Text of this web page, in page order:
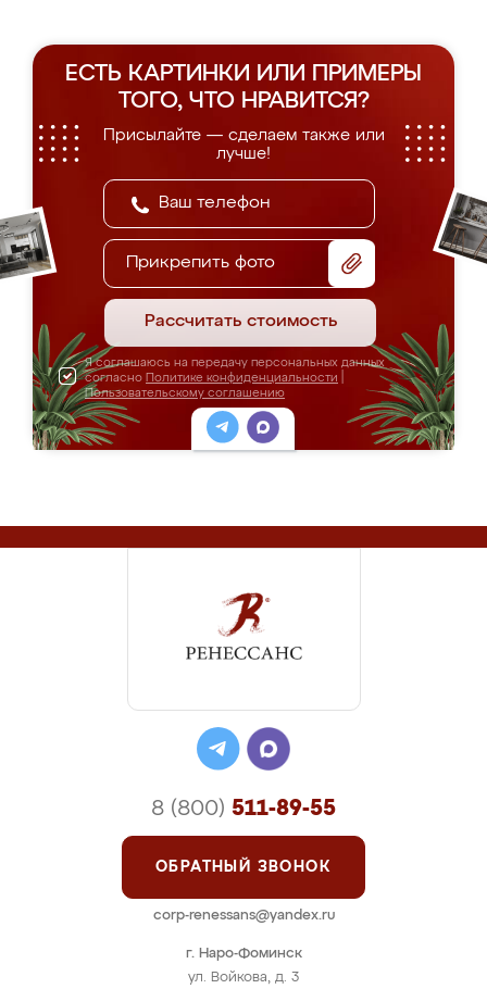
ЕСТЬ КАРТИНКИ ИЛИ ПРИМЕРЫ
ТОГО, ЧТО НРАВИТСЯ?
Присылайте — сделаем также или
лучше!
Прикрепить фото
Рассчитать стоимость
Я соглашаюсь на передачу персональных данных
согласно Политике конфиденциальности
Пользовательскому соглашению
г. Наро-Фоминск
ул. Войкова, д. 3
8 (800) 511-89-55
ОБРАТНЫЙ ЗВОНОК
corp-renessans@yandex.ru